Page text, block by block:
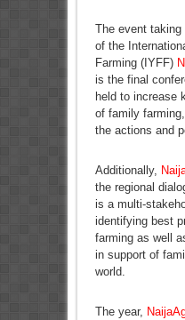
The event taking
of the
Farming (IYFF)
is the final
held to increase
of family
the actions and
Additionally,
the regional
is a multi-
identifying best
farming as well
in support of
world.
The year,